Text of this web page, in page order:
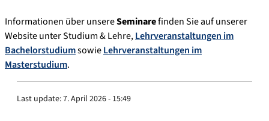
Informationen über unsereSeminarefinden Sie auf unserer
Website unter Studium & Lehre,Lehrveranstaltungen im
BachelorstudiumsowieLehrveranstaltungen im
Masterstudium.
Last update:7. April 2026 - 15:49